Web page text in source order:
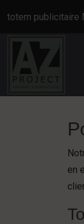
totem publicitaire
en